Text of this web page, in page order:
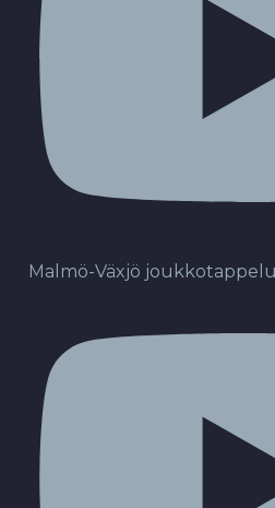
Malmö-Växjö joukkotappelu